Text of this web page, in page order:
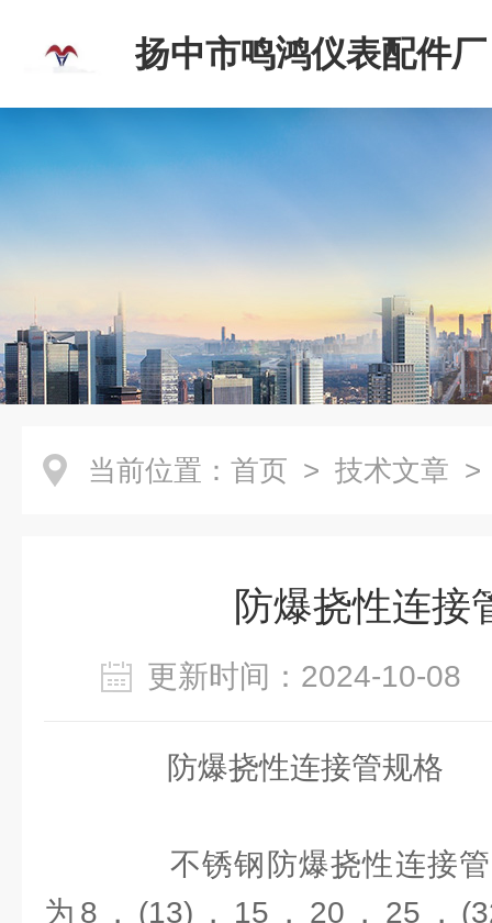
扬中市鸣鸿仪表配件厂
当前位置： 首页 > 技术文章 >
防爆挠性连接
更新时间：2024-10-
防爆挠性连接管规格
不锈钢防爆挠性连接管
为8，(13)，15，20，25，